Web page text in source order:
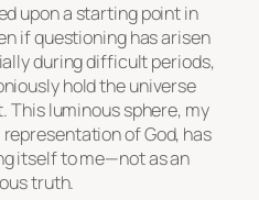
upon a starting point in
if questioning has arisen
during difficult periods,
hold the universe
This luminous sphere, my
of God, has
itself to me—not as an
truth.